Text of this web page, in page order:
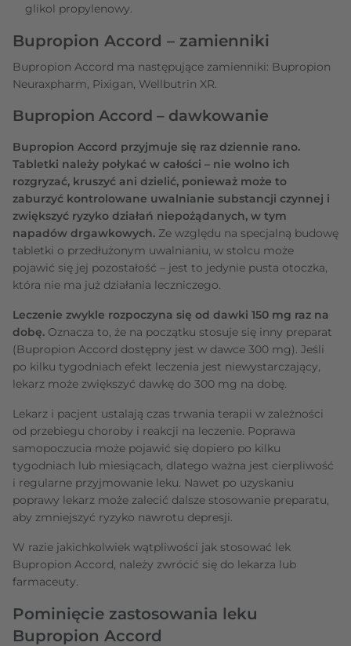
glikol propylenowy.
Bupropion Accord – zamienniki
Bupropion Accord ma następujące zamienniki: Bupropion
Neuraxpharm, Pixigan, Wellbutrin XR.
Bupropion Accord – dawkowanie
Bupropion Accord przyjmuje się raz dziennie rano.
Tabletki należy połykać w całości – nie wolno ich
rozgryzać, kruszyć ani dzielić, ponieważ może to
zaburzyć kontrolowane uwalnianie substancji czynnej i
zwiększyć ryzyko działań niepożądanych, w tym
napadów drgawkowych. Ze względu na specjalną budowę
tabletki o przedłużonym uwalnianiu, w stolcu może
pojawić się jej pozostałość – jest to jedynie pusta otoczka,
która nie ma już działania leczniczego.
Leczenie zwykle rozpoczyna się od dawki 150 mg raz na
dobę. Oznacza to, że na początku stosuje się inny preparat
(Bupropion Accord dostępny jest w dawce 300 mg). Jeśli
po kilku tygodniach efekt leczenia jest niewystarczający,
lekarz może zwiększyć dawkę do 300 mg na dobę.
Lekarz i pacjent ustalają czas trwania terapii w zależności
od przebiegu choroby i reakcji na leczenie. Poprawa
samopoczucia może pojawić się dopiero po kilku
tygodniach lub miesiącach, dlatego ważna jest cierpliwość
i regularne przyjmowanie leku. Nawet po uzyskaniu
poprawy lekarz może zalecić dalsze stosowanie preparatu,
aby zmniejszyć ryzyko nawrotu depresji.
W razie jakichkolwiek wątpliwości jak stosować lek
Bupropion Accord, należy zwrócić się do lekarza lub
farmaceuty.
Pominięcie zastosowania leku
Bupropion Accord